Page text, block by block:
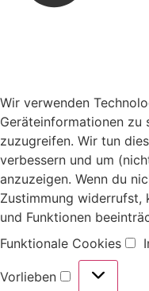
Wir verwenden
Geräteinformationen zu
zuzugreifen. Wir tun
verbessern und um
anzuzeigen. Wenn du
Zustimmung widerrufst,
und Funktionen
Funktionale Cookies
Vorlieben